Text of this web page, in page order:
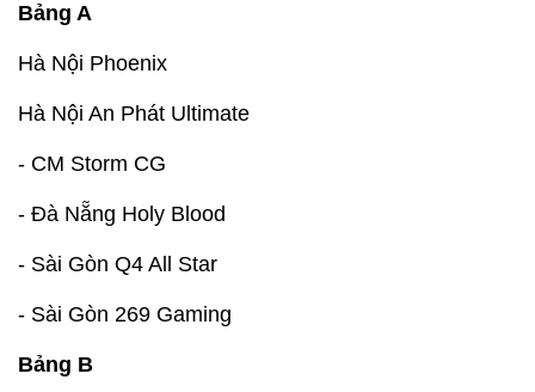
Bảng A
Hà Nội Phoenix
Hà Nội An Phát Ultimate
- CM Storm CG
- Đà Nẵng Holy Blood
- Sài Gòn Q4 All Star
- Sài Gòn 269 Gaming
Bảng B